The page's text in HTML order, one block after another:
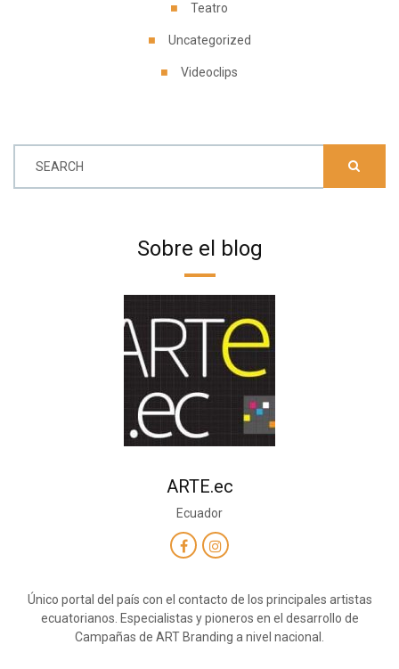
Teatro
Uncategorized
Videoclips
SEARCH
Sobre el blog
ARTE.ec
Ecuador
Único portal del país con el contacto de los principales artistas
ecuatorianos. Especialistas y pioneros en el desarrollo de
Campañas de ART Branding a nivel nacional.